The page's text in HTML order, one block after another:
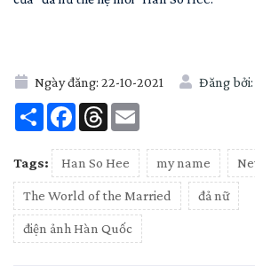
Ngày đăng: 22-10-2021 Đăng bởi:
Share Facebook
Threads
Tags: Han So Hee my name
The World of the Married đả nữ
điện ảnh Hàn Quốc